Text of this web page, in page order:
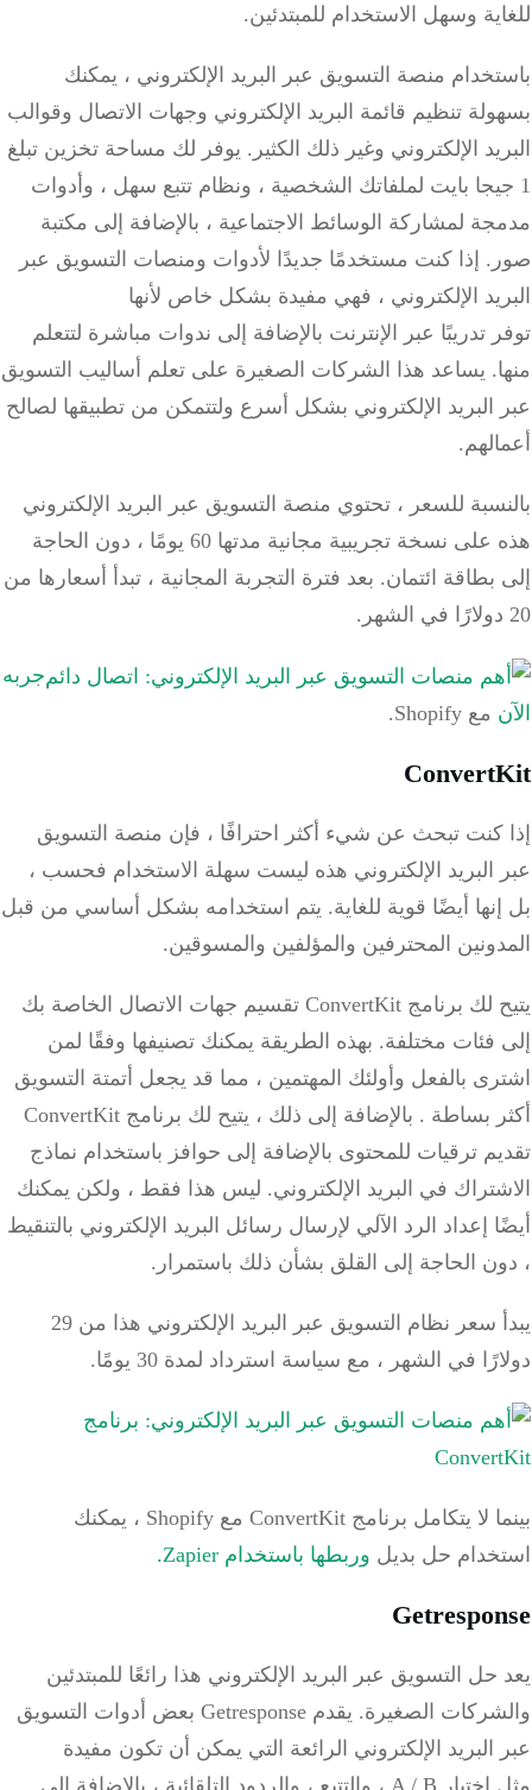
وسهل الاستخدام للمبتدئين.
منصة التسويق عبر البريد الإلكتروني ، يمكنك
تنظيم قائمة البريد الإلكتروني وجهات الاتصال وقوالب
الإلكتروني وغير ذلك الكثير.يوفر لك مساحة تخزين تبلغ
بايت لملفاتك الشخصية ، ونظام تتبع سهل ، وأدوات
لمشاركة الوسائط الاجتماعية ، بالإضافة إلى مكتبة
إذا كنت مستخدمًا جديدًا لأدوات ومنصات التسويق عبر
الإلكتروني ، فهي مفيدة بشكل خاص لأنها
تدريبًا عبر الإنترنتبالإضافة إلى ندوات مباشرة لتتعلم
يساعد هذا الشركات الصغيرة على تعلم أساليب التسويق
البريد الإلكتروني بشكل أسرع ولتتمكن من تطبيقها لصالح
للسعر ، تحتوي منصة التسويق عبر البريد الإلكتروني
هذه على نسخة تجريبية مجانية مدتها 60 يومًا ، دون الحاجة
بطاقة ائتمان.بعد فترة التجربة المجانية ، تبدأ أسعارها من
جربه
مع Shopify.
كنت تبحث عن شيء أكثر احترافًا ، فإن منصة التسويق
البريد الإلكتروني هذه ليست سهلة الاستخدام فحسب ،
أيضًا قوية للغاية.يتم استخدامه بشكل أساسي من قبل
المحترفين والمؤلفين والمسوقين.
يتيح لك برنامج ConvertKit تقسيم جهات الاتصال الخاصة بك
فئات مختلفة.بهذه الطريقة يمكنك تصنيفها وفقًا لمن
بالفعل وأولئك المهتمين ، مما قد يجعل أتمتة التسويق
بساطة.
بالإضافة إلى ذلك ، يتيح لك برنامج ConvertKit
ترقياتللمحتوىبالإضافة إلى حوافز باستخدام نماذج
في البريد الإلكتروني.ليس هذا فقط ، ولكن يمكنك
إعدادالرد الآلي لإرسال رسائل البريد الإلكتروني بالتنقيط
الحاجة إلى القلق بشأن ذلك باستمرار.
يبدأ سعر نظام التسويق عبر البريد الإلكتروني هذا من 29
في الشهر ، مع سياسة استرداد لمدة 30 يومًا.
بينما لا يتكامل برنامج ConvertKit مع Shopify ، يمكنك
حل بديلوربطها باستخدام Zapier.
التسويق عبر البريد الإلكتروني هذا رائعًا للمبتدئين
الصغيرة.
يقدم Getresponse بعض أدوات التسويق
البريد الإلكتروني الرائعة التي يمكن أن تكون مفيدة